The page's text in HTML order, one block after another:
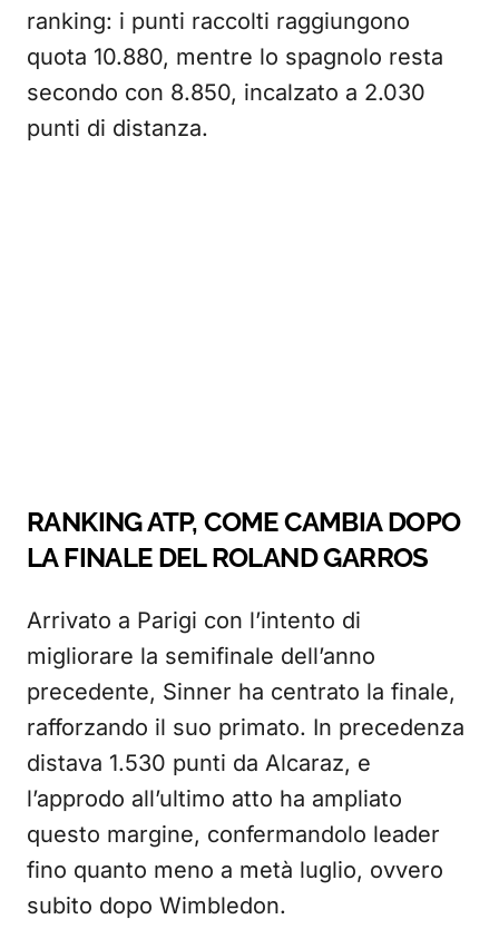
ranking: i punti raccolti raggiungono
quota 10.880, mentre lo spagnolo resta
secondo con 8.850, incalzato a 2.030
punti di distanza.
RANKING ATP, COME CAMBIA DOPO
LA FINALE DEL ROLAND GARROS
Arrivato a Parigi con l’intento di
migliorare la semifinale dell’anno
precedente, Sinner ha centrato la finale,
rafforzando il suo primato. In precedenza
distava 1.530 punti da Alcaraz, e
l’approdo all’ultimo atto ha ampliato
questo margine, confermandolo leader
fino quanto meno a metà luglio, ovvero
subito dopo Wimbledon.